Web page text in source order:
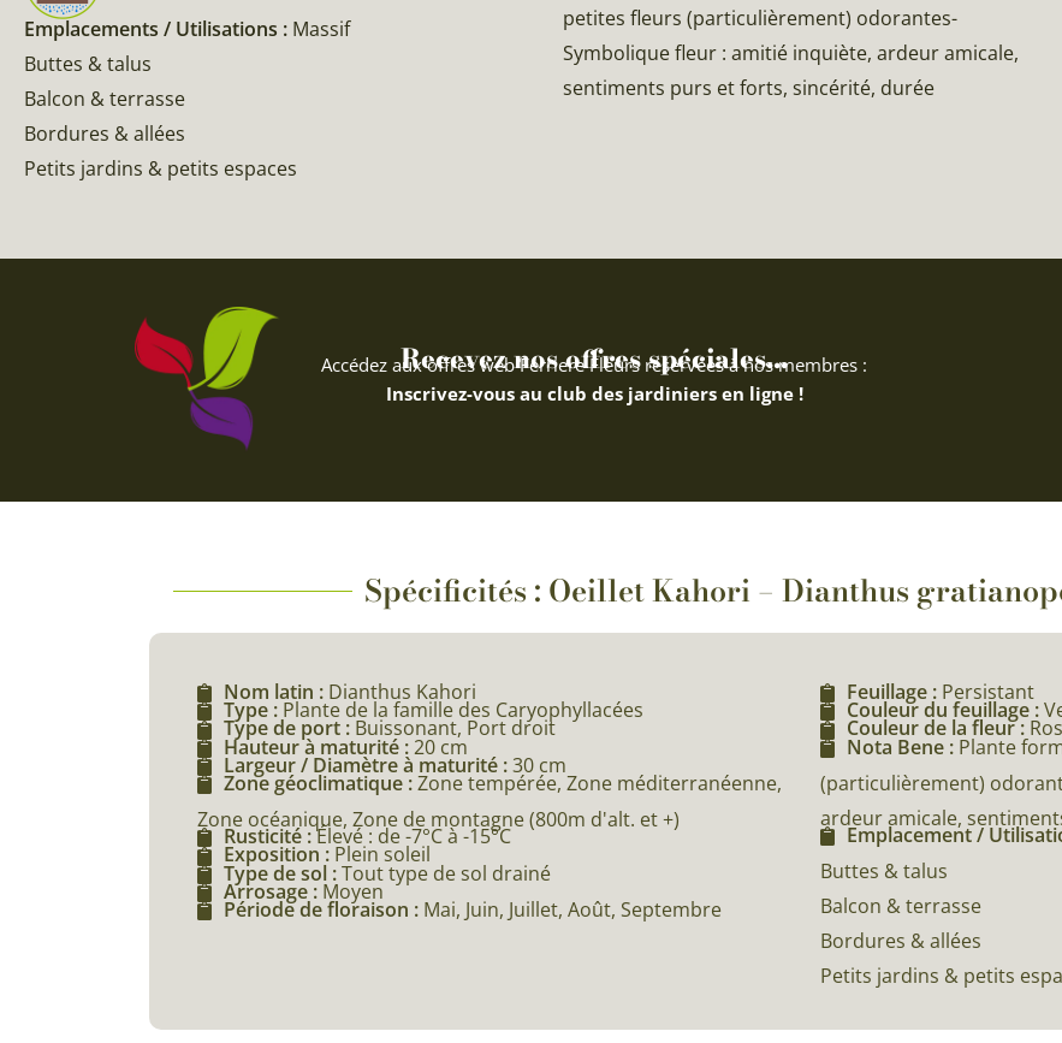
Emplacements / Utilisations : Massif
Buttes & talus
Balcon & terrasse
Bordures & allées
Petits jardins & petits espaces
petites fleurs (particulièrement) odorantes-
Symbolique fleur : amitié inquiète, ardeur amicale,
sentiments purs et forts, sincérité, durée
Recevez nos offres spéciales...
Accédez aux offres web Ferriere Fleurs réservées à nos membres :
Inscrivez-vous au club des jardiniers en ligne !
Spécificités : Oeillet Kahori – Dianthus
Nom latin : Dianthus Kahori
Type : Plante de la famille des Caryophyllacées
Type de port : Buissonant, Port droit
Hauteur à maturité :20 cm
Largeur / Diamètre à maturité :30 cm
Zone géoclimatique :Zone tempérée, Zone méditerranéenne,
Zone océanique, Zone de montagne (800m d'alt. et +)
Rusticité :Élevé : de -7°C à -15°C
Exposition : Plein soleil
Type de sol :Tout type de sol drainé
Arrosage : Moyen
Période de floraison : Mai, Juin, Juillet, Août, Septembre
Feuillage : Persistant
Couleur du feuillage :
Couleur de la fleur :
Nota Bene : Plante
(particulièrement)
ardeur amicale,
Emplacement /
Buttes & talus
Balcon & terrasse
Bordures & allées
Petits jardins & petits